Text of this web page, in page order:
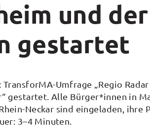
und der
gestartet
Umfrage „Regio Radar
gestartet. Alle Bürger*innen in
Neckar sind eingeladen, ihre
3–4 Minuten.